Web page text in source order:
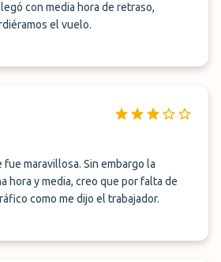
con media hora de retraso,
el vuelo.
maravillosa. Sin embargo la
hora y media, creo que por falta de
como me dijo el trabajador.